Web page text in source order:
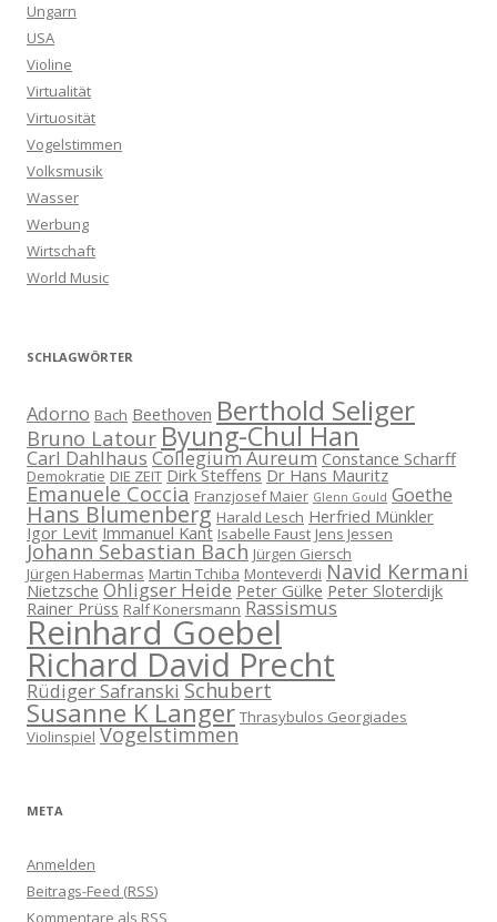
Ungarn
USA
Violine
Virtualität
Virtuosität
Vogelstimmen
Volksmusik
Wasser
Werbung
Wirtschaft
World Music
SCHLAGWÖRTER
Adorno Bach Beethoven Berthold Seliger
Bruno Latour Byung-Chul Han
Carl Dahlhaus Collegium Aureum Constance Scharff
Demokratie DIE ZEIT Dirk Steffens Dr Hans Mauritz
Emanuele Coccia Franzjosef Maier Glenn Gould Goethe
Hans Blumenberg Harald Lesch Herfried Münkler
Igor Levit Immanuel Kant Isabelle Faust Jens Jessen
Johann Sebastian Bach Jürgen Giersch
Jürgen Habermas Martin Tchiba Monteverdi Navid Kermani
Nietzsche Ohligser Heide Peter Gülke Peter Sloterdijk
Rainer Prüss Ralf Konersmann Rassismus
Reinhard Goebel
Richard David Precht
Rüdiger Safranski Schubert
Susanne K Langer Thrasybulos Georgiades
Violinspiel Vogelstimmen
META
Anmelden
Beitrags-Feed (RSS)
Kommentare als RSS